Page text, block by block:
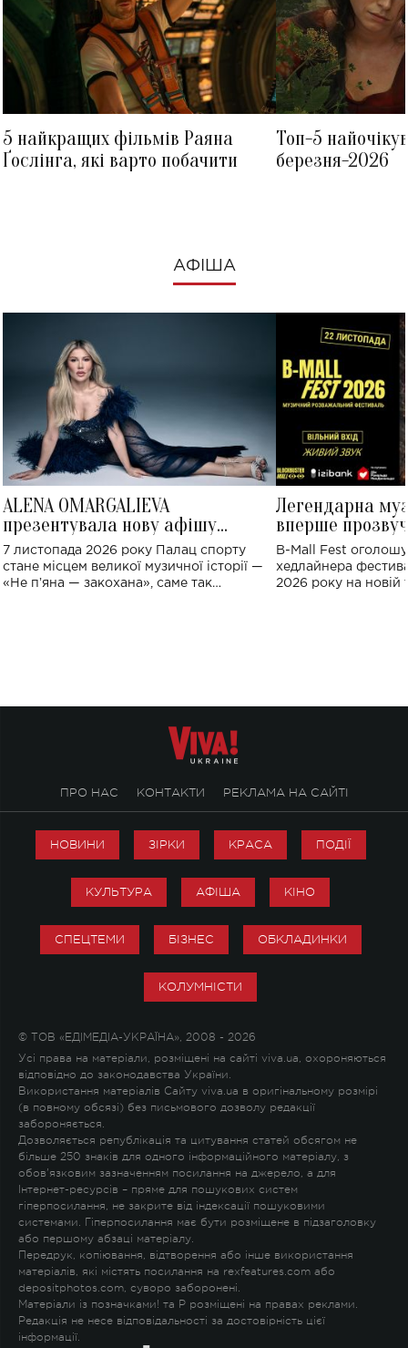
5 найкращих фільмів Раяна
Ґослінга, які варто побачити
Топ-5
березня-2026
АФІША
ALENA OMARGALIEVA
презентувала нову афішу
великого концерту в Палаці
спорту
7 листопада 2026 року Палац спорту
стане місцем великої музичної історії —
«Не пʼяна — закохана», саме так
Легендарна
вперше
Україні: де
B-Mall Fest
хедлайнера
2026 року на новій
ПРО НАС КОНТАКТИ РЕКЛАМА НА САЙТІ
НОВИНИ ЗІРКИ КРАСА ПОДІЇ
КУЛЬТУРА АФІША КІНО
СПЕЦТЕМИ БІЗНЕС ОБКЛАДИНКИ
КОЛУМНІСТИ
© ТОВ «ЕДІМЕДІА-УКРАЇНА», 2008 - 2026
Усі права на матеріали, розміщені на сайті viva.ua, охороняються
відповідно до законодавства України.
Використання матеріалів Сайту viva.ua в оригінальному розмірі
(в повному обсязі) без письмового дозволу редакції
забороняється.
Дозволяється републікація та цитування статей обсягом не
більше 250 знаків для одного інформаційного матеріалу, з
обов'язковим зазначенням посилання на джерело, а для
Інтернет-ресурсів – пряме для пошукових систем
гіперпосилання, не закрите від індексації пошуковими
системами. Гіперпосилання має бути розміщене в підзаголовку
або першому абзаці матеріалу.
Передрук, копіювання, відтворення або інше використання
матеріалів, які містять посилання на rexfeatures.com або
depositphotos.com, суворо заборонені.
Матеріали із позначками! та P розміщені на правах реклами.
Редакція не несе відповідальності за достовірність цієї
інформації.